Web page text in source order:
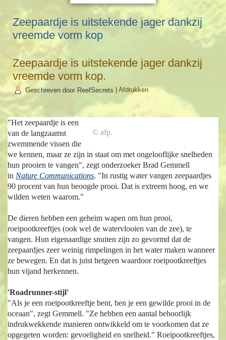
Zeepaardje is uitstekende jager dankzij
vreemde vorm kop
Zeepaardje is uitstekende jager dankzij
vreemde vorm kop.
Geschreven door ReefSecrets |Afdrukken
© afp.
"Het zeepaardje is een
van de langzaamst
zwemmende vissen die
we kennen, maar ze zijn in staat om met ongelooflijke snelheden
hun prooien te vangen", zegt onderzoeker Brad Gemmell
inNature Communications. "In rustig water vangen zeepaardjes
90 procent van hun beoogde prooi. Dat is extreem hoog, en we
wilden weten waarom."
De dieren hebben een geheim wapen om hun prooi,
roeipootkreeftjes (ook wel de watervlooien van de zee), te
vangen. Hun eigenaardige snuiten zijn zo gevormd dat de
zeepaardjes zeer weinig rimpelingen in het water maken wanneer
ze bewegen. En dat is juist hetgeen waardoor roeipootkreeftjes
hun vijand herkennen.
'Roadrunner-stijl'
"Als je een roeipootkreeftje bent, ben je een gewilde prooi in de
oceaan", zegt Gemmell. "Ze hebben een aantal behoorlijk
indrukwekkende manieren ontwikkeld om te voorkomen dat ze
opgegeten worden: gevoeligheid en snelheid." Roeipootkreeftjes,